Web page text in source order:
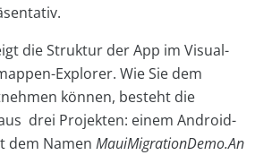
die Struktur der App im Visual-
Explorer. Wie Sie dem
können, besteht die
drei Projekten: einem Android-
dem Namen MauiMigrationDemo.An